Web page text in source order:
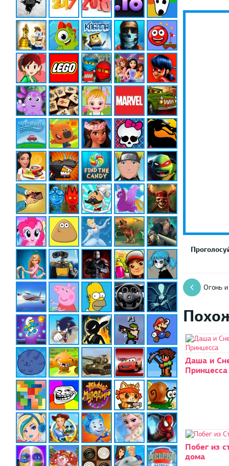
Огонь
Даша и
Принцесса
Побег из
дома